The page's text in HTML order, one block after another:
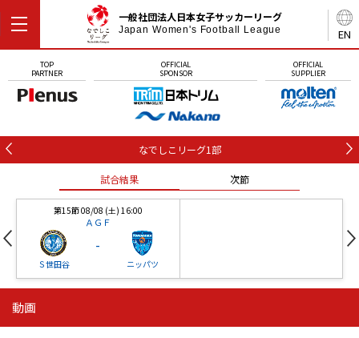
EN
一般社団法人日本女子サッカーリーグ
Japan Women's Football League
TOP
PARTNER
OFFICIAL
SPONSOR
OFFICIAL
SUPPLIER
なでしこリーグ1部
試合結果 次節
第15節 08/08 (土) 16:00
ＡＧＦ
Ｓ世田谷
-
ニッパツ
ニッパツ 石人の星
動画